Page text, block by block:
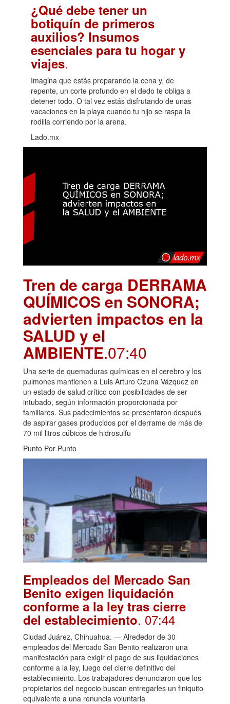
¿Qué debe tener un
botiquín de primeros
auxilios? Insumos
esenciales para tu hogar y
viajes.
Imagina que estás preparando la cena y, de
repente, un corte profundo en el dedo te obliga a
detener todo. O tal vez estás disfrutando de unas
vacaciones en la playa cuando tu hijo se raspa la
rodilla corriendo por la arena.
Lado.mx
Tren de carga DERRAMA
QUÍMICOS en SONORA;
advierten impactos en la
SALUD y el
AMBIENTE.07:40
Una serie de quemaduras químicas en el cerebro y los
pulmones mantienen a Luis Arturo Ozuna Vázquez en
un estado de salud crítico con posibilidades de ser
intubado, según información proporcionada por
familiares. Sus padecimientos se presentaron después
de aspirar gases producidos por el derrame de más de
70 mil litros cúbicos de hidrosulfu
Punto Por Punto
Empleados del Mercado San
Benito exigen liquidación
conforme a la ley tras cierre
del establecimiento. 07:44
Ciudad Juárez, Chihuahua. — Alrededor de 30
empleados del Mercado San Benito realizaron una
manifestación para exigir el pago de sus liquidaciones
conforme a la ley, luego del cierre definitivo del
establecimiento. Los trabajadores denunciaron que los
propietarios del negocio buscan entregarles un finiquito
equivalente a una renuncia voluntaria